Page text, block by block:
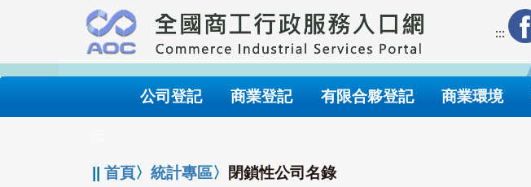
要
內
:::
公司登記 商業登記 有限合夥登記 商業環境
||首頁〉統計專區〉 閉鎖性公司名錄